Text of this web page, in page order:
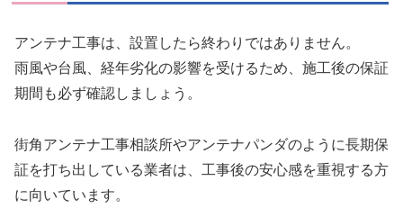
アンテナ工事は、設置したら終わりではありません。
雨風や台風、経年劣化の影響を受けるため、施工後の保証
期間も必ず確認しましょう。
街角アンテナ工事相談所やアンテナパンダのように長期保
証を打ち出している業者は、工事後の安心感を重視する方
に向いています。